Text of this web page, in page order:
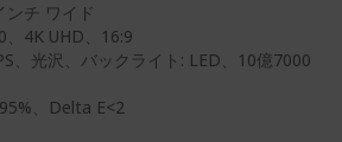
ンチ ワイド
、4K UHD、16:9
、光沢、バックライト: LED、10億7000
、Delta E<2